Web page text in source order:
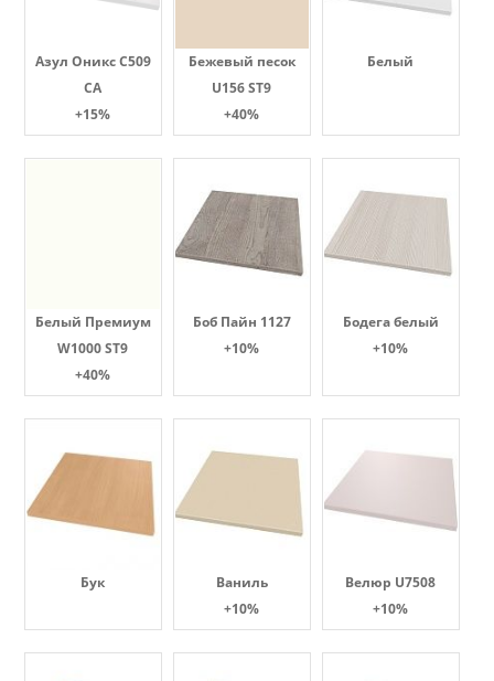
Азул Оникс С509
СА
+15%
Бежевый песок
U156 ST9
+40%
Белый
Белый Премиум
W1000 ST9
+40%
Боб Пайн 1127
+10%
Бодега белый
+10%
Бук
Ваниль
+10%
Велюр U7508
+10%